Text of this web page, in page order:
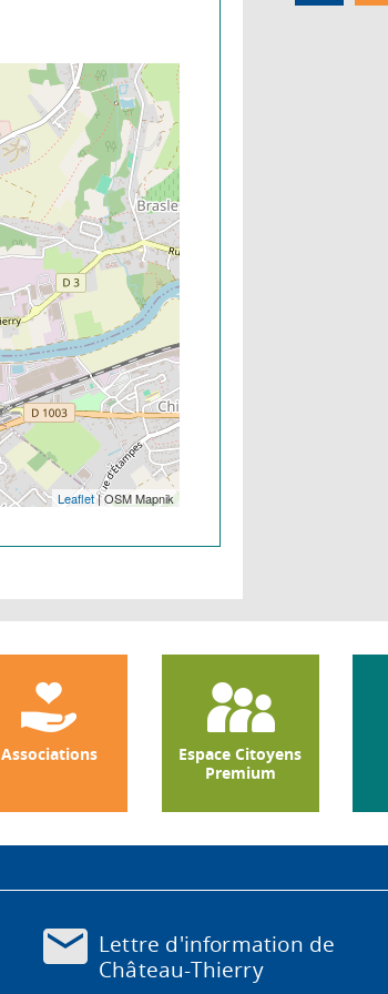
Leaflet| OSM Mapnik
Associations
Espace Citoyens
Premium
Lettre d'information de
Château-Thierry